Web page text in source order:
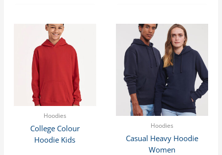
Hoodies
College Colour
Hoodie Kids
Hoodies
Casual Heavy Hoodie
Women